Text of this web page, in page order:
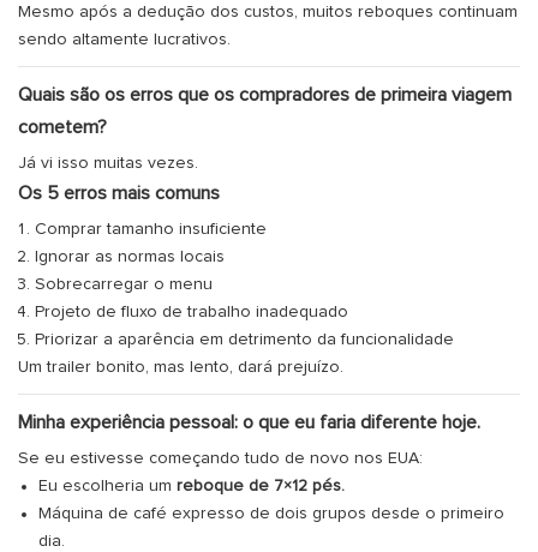
Mesmo após a dedução dos custos, muitos reboques continuam
sendo altamente lucrativos.
Quais são os erros que os compradores de primeira viagem
cometem?
Já vi isso muitas vezes.
Os 5 erros mais comuns
Comprar tamanho insuficiente
Ignorar as normas locais
Sobrecarregar o menu
Projeto de fluxo de trabalho inadequado
Priorizar a aparência em detrimento da funcionalidade
Um trailer bonito, mas lento, dará prejuízo.
Minha experiência pessoal: o que eu faria diferente hoje.
Se eu estivesse começando tudo de novo nos EUA:
Eu escolheria um reboque de 7×12 pés.
Máquina de café expresso de dois grupos desde o primeiro
dia.